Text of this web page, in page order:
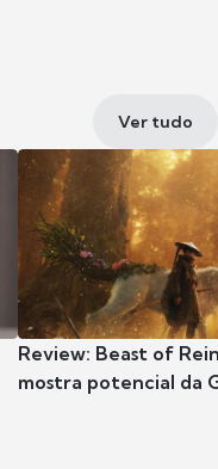
Ver tudo
Review: Beast of
mostra potencial da